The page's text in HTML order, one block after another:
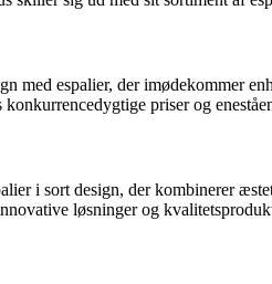
med espalier, der imødekommer
priser og
i sort design, der kombinerer
løsninger og